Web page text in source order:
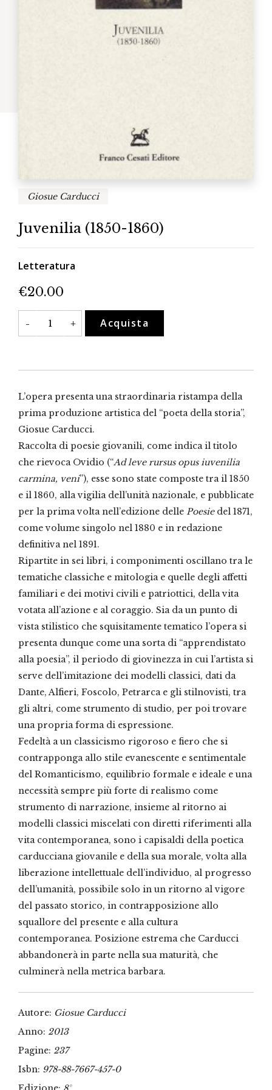
Giosue Carducci
Juvenilia (1850-1860)
Letteratura
€20.00
-
Juvenilia
(1850-
1860)
+ Acquista
L’opera presenta una straordinaria ristampa della
prima produzione artistica del “poeta della storia”,
Giosue Carducci.
Raccolta di poesie giovanili, come indica il titolo
che rievoca Ovidio (“Ad leve rursus opus iuvenilia
carmina, veni”), esse sono state composte tra il 1850
e il 1860, alla vigilia dell’unità nazionale, e pubblicate
per la prima volta nell’edizione delle Poesiedel 1871,
come volume singolo nel 1880 e in redazione
definitiva nel 1891.
Ripartite in sei libri, i componimenti oscillano tra le
tematiche classiche e mitologia e quelle degli affetti
familiari e dei motivi civili e patriottici, della vita
votata all’azione e al coraggio. Sia da un punto di
vista stilistico che squisitamente tematico l’opera si
presenta dunque come una sorta di “apprendistato
alla poesia”, il periodo di giovinezza in cui l’artista si
serve dell’imitazione dei modelli classici, dati da
Dante, Alfieri, Foscolo, Petrarca e gli stilnovisti, tra
gli altri, come strumento di studio, per poi trovare
una propria forma di espressione.
Fedeltà a un classicismo rigoroso e fiero che si
contrapponga allo stile evanescente e sentimentale
del Romanticismo, equilibrio formale e ideale e una
necessità sempre più forte di realismo come
strumento di narrazione, insieme al ritorno ai
modelli classici miscelati con diretti riferimenti alla
vita contemporanea, sono i capisaldi della poetica
carducciana giovanile e della sua morale, volta alla
liberazione intellettuale dell’individuo, al progresso
dell’umanità, possibile solo in un ritorno al vigore
del passato storico, in contrapposizione allo
squallore del presente e alla cultura
contemporanea. Posizione estrema che Carducci
abbandonerà in parte nella sua maturità, che
culminerà nella metrica barbara.
Autore: Giosue Carducci
Anno: 2013
Pagine: 237
Isbn: 978-88-7667-457-0